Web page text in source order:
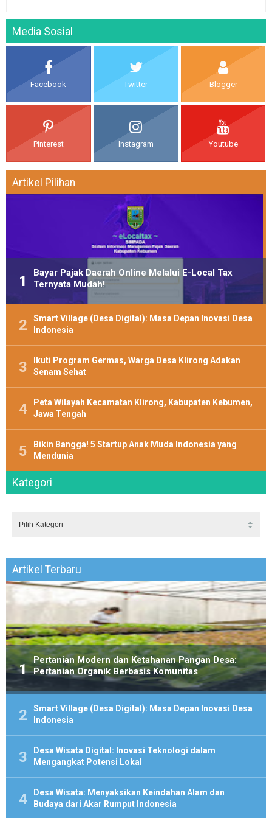
Media Sosial
Facebook Twitter Blogger
Pinterest Instagram Youtube
Artikel Pilihan
Bayar Pajak Daerah Online Melalui E-Local Tax
Ternyata Mudah!
Smart Village (Desa Digital): Masa Depan Inovasi Desa
Indonesia
Ikuti Program Germas, Warga Desa Klirong Adakan
Senam Sehat
Peta Wilayah Kecamatan Klirong, Kabupaten Kebumen,
Jawa Tengah
Bikin Bangga! 5 Startup Anak Muda Indonesia yang
Mendunia
Kategori
Artikel Terbaru
Pertanian Modern dan Ketahanan Pangan Desa:
Pertanian Organik Berbasis Komunitas
Smart Village (Desa Digital): Masa Depan Inovasi Desa
Indonesia
Desa Wisata Digital: Inovasi Teknologi dalam
Mengangkat Potensi Lokal
Desa Wisata: Menyaksikan Keindahan Alam dan
Budaya dari Akar Rumput Indonesia